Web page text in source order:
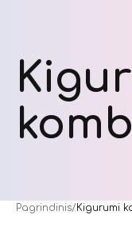
Pagrindinis Kigurumi